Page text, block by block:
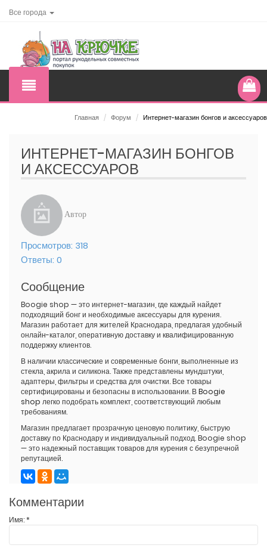
Все города
Главная / Форум / Интернет-магазин бонгов и аксессуаров
ИНТЕРНЕТ-МАГАЗИН БОНГОВ
И АКСЕССУАРОВ
Автор
Просмотров: 318
Ответы: 0
Сообщение
Boogie shop — это интернет-магазин, где каждый найдет
подходящий бонг и необходимые аксессуары для курения.
Магазин работает для жителей Краснодара, предлагая удобный
онлайн-каталог, оперативную доставку и квалифицированную
поддержку клиентов.
В наличии классические и современные бонги, выполненные из
стекла, акрила и силикона. Также представлены мундштуки,
адаптеры, фильтры и средства для очистки. Все товары
сертифицированы и безопасны в использовании. ВBoogie
shop легко подобрать комплект, соответствующий любым
требованиям.
Магазин предлагает прозрачную ценовую политику, быструю
доставку по Краснодару и индивидуальный подход. Boogie shop
— это надежный поставщик товаров для курения с безупречной
репутацией.
Комментарии
Имя:*